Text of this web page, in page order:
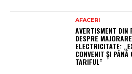
AFACERI
AVERTISMENT DIN
DESPRE
ELECTRICITATE:
CONVENIT ȘI PÂNĂ
TARIFUL”